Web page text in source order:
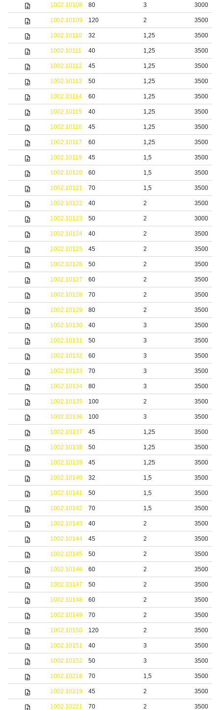
1002.10108 80 3 3000
1002.10109 120 2 3500
1002.10110 32 1,25 3500
1002.10111 40 1,25 3500
1002.10112 45 1,25 3500
1002.10113 50 1,25 3500
1002.10114 60 1,25 3500
1002.10115 40 1,25 3500
1002.10116 45 1,25 3500
1002.10117 60 1,25 3500
1002.10119 45 1,5 3500
1002.10120 60 1,5 3500
1002.10121 70 1,5 3500
1002.10122 40 2 3500
1002.10123 50 2 3000
1002.10124 40 2 3500
1002.10125 45 2 3500
1002.10126 50 2 3500
1002.10127 60 2 3500
1002.10128 70 2 3500
1002.10129 80 2 3500
1002.10130 40 3 3500
1002.10131 50 3 3500
1002.10132 60 3 3500
1002.10133 70 3 3500
1002.10134 80 3 3500
1002.10135 100 2 3500
1002.10136 100 3 3500
1002.10137 45 1,25 3500
1002.10138 50 1,25 3500
1002.10139 45 1,25 3500
1002.10140 32 1,5 3500
1002.10141 50 1,5 3500
1002.10142 70 1,5 3500
1002.10143 40 2 3500
1002.10144 45 2 3500
1002.10145 50 2 3500
1002.10146 60 2 3500
1002.10147 50 2 3500
1002.10148 60 2 3500
1002.10149 70 2 3500
1002.10150 120 2 3500
1002.10151 40 3 3500
1002.10152 50 3 3500
1002.10218 70 1,5 3500
1002.10219 45 2 3500
1002.10221 70 2 3500